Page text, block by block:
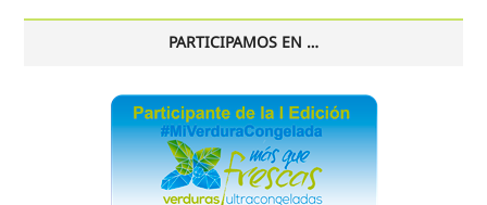
PARTICIPAMOS EN …